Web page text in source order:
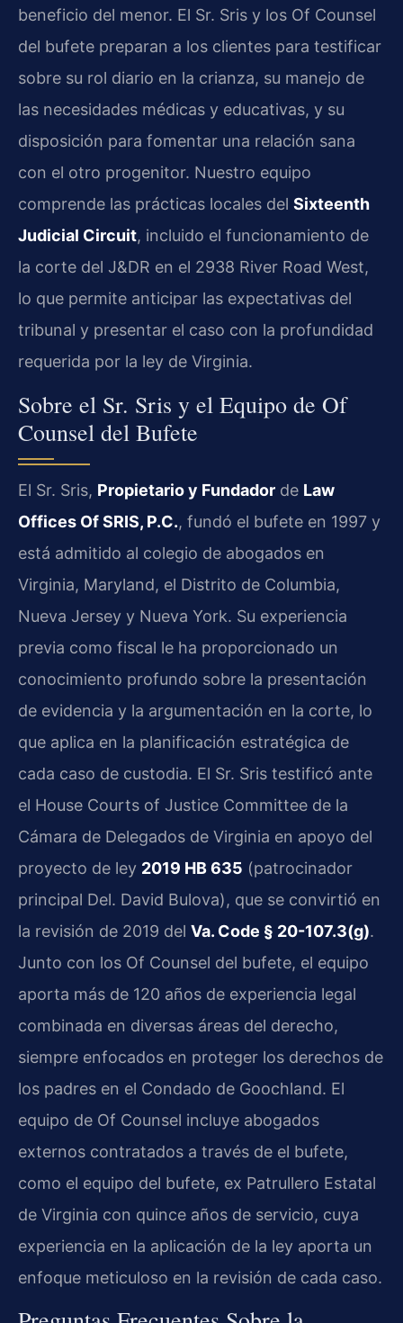
beneficio del menor. El Sr. Sris y los Of Counsel
del bufete preparan a los clientes para testificar
sobre su rol diario en la crianza, su manejo de
las necesidades médicas y educativas, y su
disposición para fomentar una relación sana
con el otro progenitor. Nuestro equipo
comprende las prácticas locales del Sixteenth
Judicial Circuit, incluido el funcionamiento de
la corte del J&DR en el 2938 River Road West,
lo que permite anticipar las expectativas del
tribunal y presentar el caso con la profundidad
requerida por la ley de Virginia.
Sobre el Sr. Sris y el Equipo de Of
Counsel del Bufete
El Sr. Sris, Propietario y Fundador de Law
Offices Of SRIS, P.C., fundó el bufete en 1997 y
está admitido al colegio de abogados en
Virginia, Maryland, el Distrito de Columbia,
Nueva Jersey y Nueva York. Su experiencia
previa como fiscal le ha proporcionado un
conocimiento profundo sobre la presentación
de evidencia y la argumentación en la corte, lo
que aplica en la planificación estratégica de
cada caso de custodia. El Sr. Sris testificó ante
el House Courts of Justice Committee de la
Cámara de Delegados de Virginia en apoyo del
proyecto de ley 2019 HB 635 (patrocinador
principal Del. David Bulova), que se convirtió en
la revisión de 2019 del Va. Code § 20-107.3(g).
Junto con los Of Counsel del bufete, el equipo
aporta más de 120 años de experiencia legal
combinada en diversas áreas del derecho,
siempre enfocados en proteger los derechos de
los padres en el Condado de Goochland. El
equipo de Of Counsel incluye abogados
externos contratados a través de el bufete,
como el equipo del bufete, ex Patrullero Estatal
de Virginia con quince años de servicio, cuya
experiencia en la aplicación de la ley aporta un
enfoque meticuloso en la revisión de cada caso.